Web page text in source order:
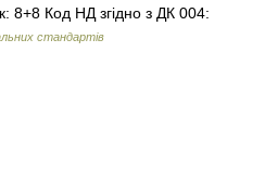
8+8 Код НД згідно з ДК 004:
стандартів